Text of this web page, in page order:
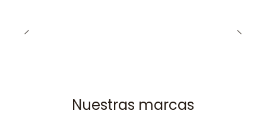
Nuestras marcas